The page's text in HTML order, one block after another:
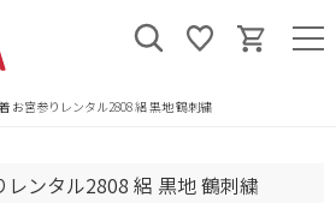
お宮参りレンタル2808 絽 黒地 鶴刺繍
ンタル2808 絽 黒地 鶴刺繍